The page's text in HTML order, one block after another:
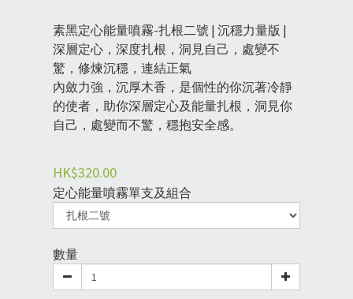
素黑定心能量噴霧-扎根二號 | 沉穩力量版 |
深層定心，深度扎根，洞見自己，處變不
驚，修煉沉穩，連結正氣
內斂力強，沉厚木香，是個性的你沉著冷靜
的使者，助你深層定心及能量扎根，洞見你
自己，處變而不驚，穩抱安全感。
HK$320.00
定心能量噴霧單支及組合
數量